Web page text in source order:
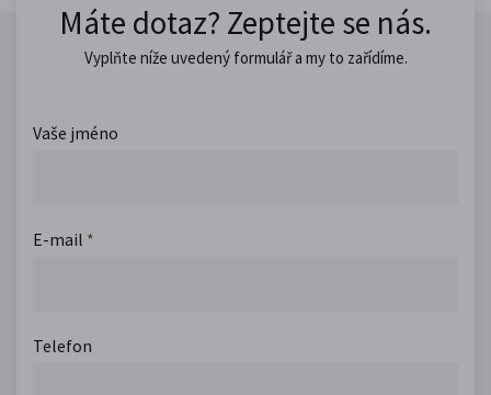
Máte dotaz? Zeptejte se nás.
Vyplňte níže uvedený formulář a my to zařídíme.
Vaše jméno
E-mail *
Telefon